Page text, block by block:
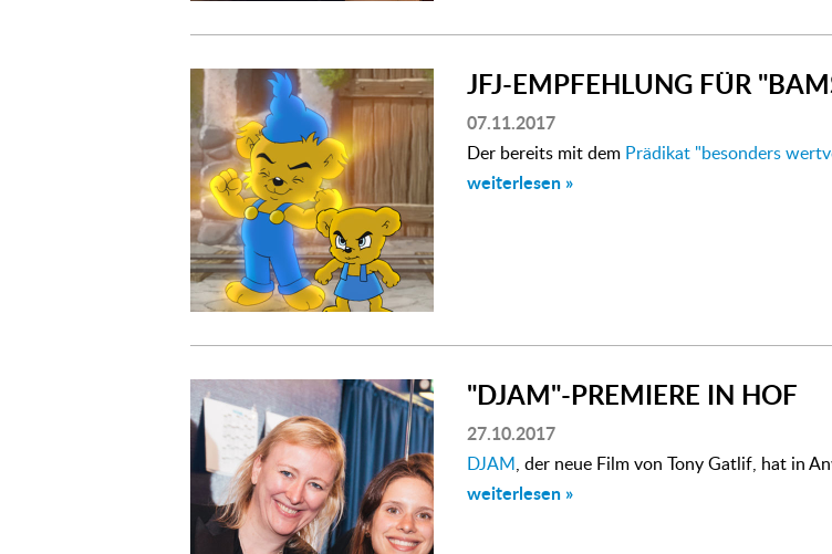
JFJ-EMPFEHLUNG FÜR
07.11.2017
Der bereits mit dem Prädikat "besonders
weiterlesen »
"DJAM"-PREMIERE IN HOF
27.10.2017
DJAM, der neue Film von Tony Gatlif, hat in
weiterlesen »